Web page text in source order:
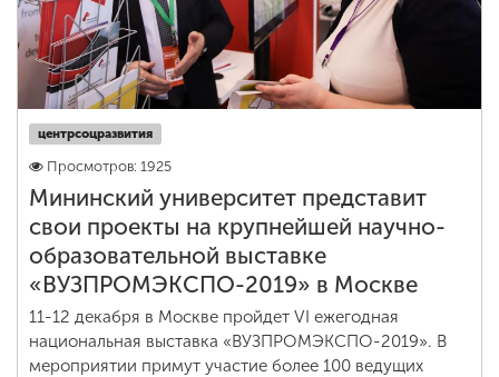
центрсоцразвития
Просмотров: 1925
Мининский университет представит
свои проекты на крупнейшей научно-
образовательной выставке
«ВУЗПРОМЭКСПО-2019» в Москве
11-12 декабря в Москве пройдет VI ежегодная
национальная выставка «ВУЗПРОМЭКСПО-2019». В
мероприятии примут участие более 100 ведущих